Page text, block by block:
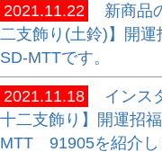
2021.11.22
新商品
二支飾り(土鈴)】開
SD-MTTです。
2021.11.18
インス
十二支飾り】開運招
MTT 91905を紹介し
並び順
新着順
登録順
価格が安い順
価格が高い順
優先度順